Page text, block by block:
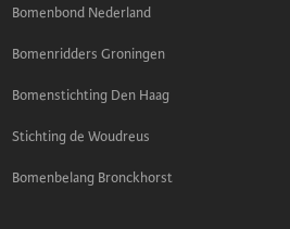
Bomenbond Nederland
Bomenridders Groningen
Bomenstichting Den Haag
Stichting de Woudreus
Bomenbelang Bronckhorst